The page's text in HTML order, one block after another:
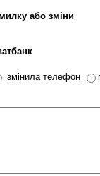
або зміни
змінила телефон